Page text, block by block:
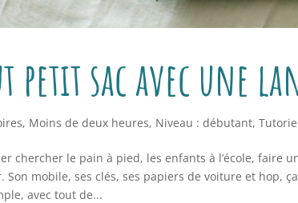
petit sac avec une
, Moins de deux heures, Niveau : débutant,
chercher le pain à pied, les enfants à l’école, faire
Son mobile, ses clés, ses papiers de voiture et hop,
avec tout de...